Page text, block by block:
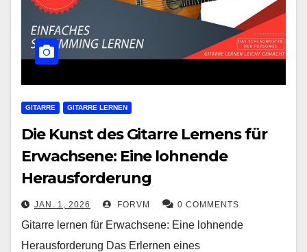
GITARRE GITARRE LERNEN
Die Kunst des Gitarre Lernens für
Erwachsene: Eine lohnende
Herausforderung
JAN. 1, 2026 FORVM 0 COMMENTS
Gitarre lernen für Erwachsene: Eine lohnende
Herausforderung Das Erlernen eines